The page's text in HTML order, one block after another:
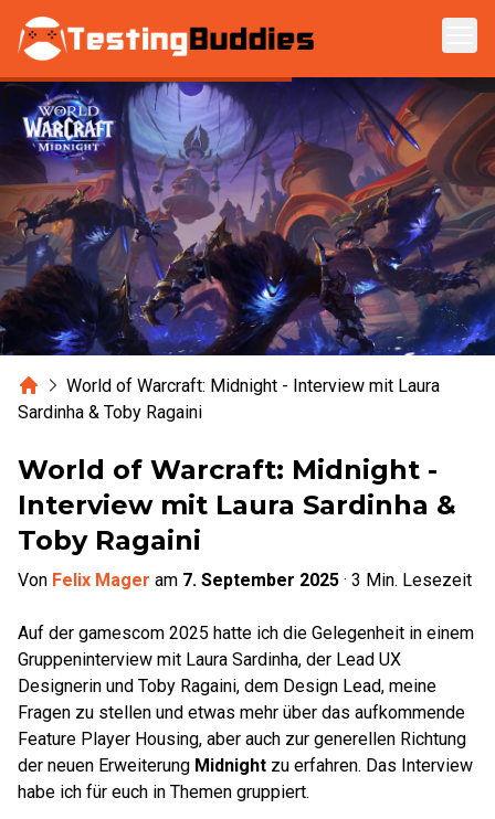
Zum Hauptinhalt springen
HomeWorld of Warcraft: Midnight - Interview mit Laura
Sardinha & Toby Ragaini
World of Warcraft: Midnight -
Interview mit Laura Sardinha &
Toby Ragaini
Von Felix Mager am 7. September 2025 · 3 Min. Lesezeit
Auf der gamescom 2025 hatte ich die Gelegenheit in einem
Gruppeninterview mit Laura Sardinha, der Lead UX
Designerin und Toby Ragaini, dem Design Lead, meine
Fragen zu stellen und etwas mehr über das aufkommende
Feature Player Housing, aber auch zur generellen Richtung
der neuen Erweiterung Midnight zu erfahren. Das Interview
habe ich für euch in Themen gruppiert.